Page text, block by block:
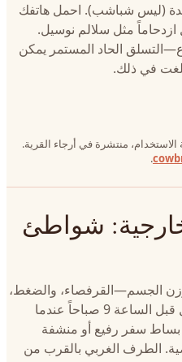
(ليس شباشب). احمل هاتفك
مثل سلالم نوسيل.
الحاد المستمر يمكن
في ذلك.
الاستخدام، منتشرة في أرجاء القرية.
شواطئ
الجسم—القرفصاء، والضغط،
والبلانك، والبربي على الرمال. صل قبل الساعة 9 صباحاً عندما
بساط سفر رفيع أو منشفة
الطرف الغربي بالقرب من